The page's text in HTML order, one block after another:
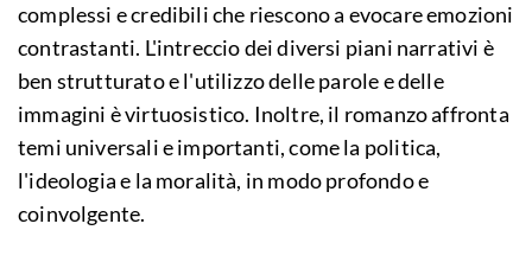
complessi e credibili che riescono a evocare emozioni
contrastanti. L'intreccio dei diversi piani narrativi è
ben strutturato e l'utilizzo delle parole e delle
immagini è virtuosistico. Inoltre, il romanzo affronta
temi universali e importanti, come la politica,
l'ideologia e la moralità, in modo profondo e
coinvolgente.